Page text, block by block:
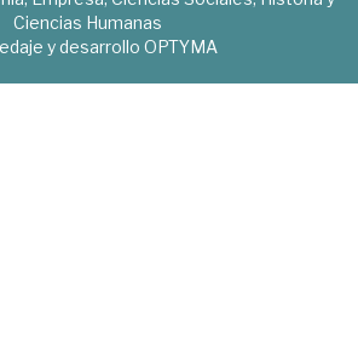
Ciencias Humanas
y desarrollo OPTYMA